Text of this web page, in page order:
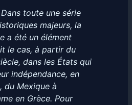
toute une série
majeurs, la
a été un élément
le cas, à partir du
dans les États qui
indépendance, en
du Mexique à
en Grèce. Pour